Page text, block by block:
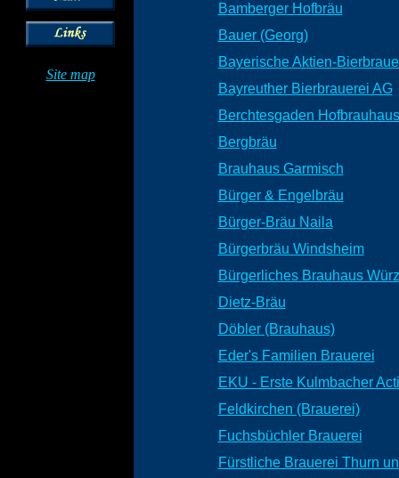
Site map
Bamberger Hofbräu
Bauer (Georg)
Bayerische Aktien-
Bayreuther Bierbrauerei AG
Berchtesgaden Hofbrauhaus
Bergbräu
Brauhaus Garmisch
Bürger & Engelbräu
Bürger-Bräu Naila
Bürgerbräu Windsheim
Bürgerliches Brauhaus
Dietz-Bräu
Döbler (Brauhaus)
Eder's Familien Brauerei
EKU - Erste Kulmbacher
Feldkirchen (Brauerei)
Fuchsbüchler Brauerei
Fürstliche Brauerei Thurn